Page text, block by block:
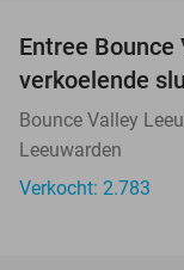
Entree Bounce
verkoelende
Bounce Valley
Leeuwarden
Verkocht: 2.783